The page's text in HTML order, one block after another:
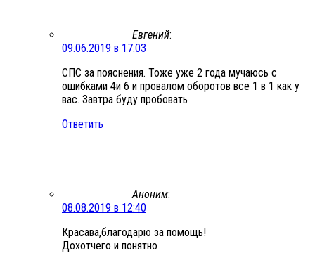
Евгений:
09.06.2019 в 17:03
СПС за пояснения. Тоже уже 2 года мучаюсь с
ошибками 4и 6 и провалом оборотов все 1 в 1 как у
вас. Завтра буду пробовать
Ответить
Аноним:
08.08.2019 в 12:40
Красава,благодарю за помощь!
Дохотчего и понятно